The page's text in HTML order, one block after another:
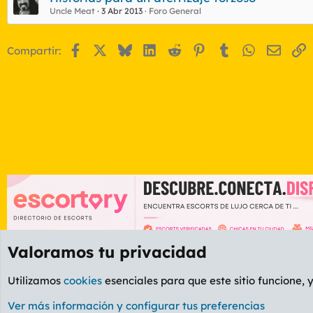
e
t
a
Uncle Meat 3 Abr 2013 Foro General
Compartir: FacebookBlueskyLinkedIn
Reddit Pinterest
Tumblr WhatsApp
Email
Foro General
Valoramos tu privacidad
Utilizamos cookies esenciales para que este sitio funcione,
Ver más información y configurar tus preferencias